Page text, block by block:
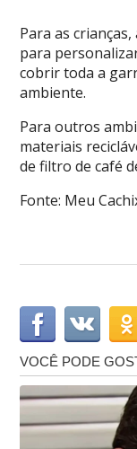
Para as
para
cobrir toda a
ambiente.
Para outros
materiais
de filtro de café
Fonte: Meu